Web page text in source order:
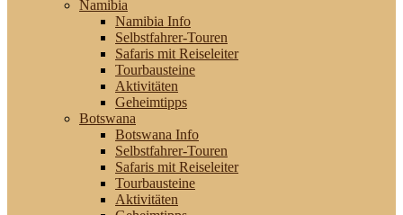
Namibia
Namibia Info
Selbstfahrer-Touren
Safaris mit Reiseleiter
Tourbausteine
Aktivitäten
Geheimtipps
Botswana
Botswana Info
Selbstfahrer-Touren
Safaris mit Reiseleiter
Tourbausteine
Aktivitäten